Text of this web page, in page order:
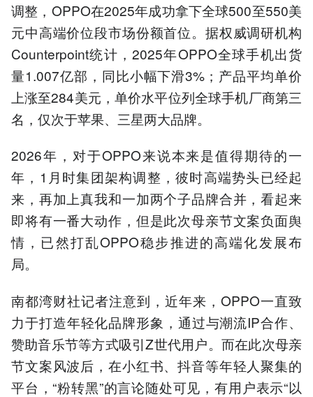
调整，OPPO在2025年成功拿下全球500至550美
元中高端价位段市场份额首位。据权威调研机构
Counterpoint统计，2025年OPPO全球手机出货
量1.007亿部，同比小幅下滑3%；产品平均单价
上涨至284美元，单价水平位列全球手机厂商第三
名，仅次于苹果、三星两大品牌。
2026年，对于OPPO来说本来是值得期待的一
年，1月时集团架构调整，彼时高端势头已经起
来，再加上真我和一加两个子品牌合并，看起来
即将有一番大动作，但是此次母亲节文案负面舆
情，已然打乱OPPO稳步推进的高端化发展布
局。
南都湾财社记者注意到，近年来，OPPO一直致
力于打造年轻化品牌形象，通过与潮流IP合作、
赞助音乐节等方式吸引Z世代用户。而在此次母亲
节文案风波后，在小红书、抖音等年轻人聚集的
平台，“粉转黑”的言论随处可见，有用户表示“以